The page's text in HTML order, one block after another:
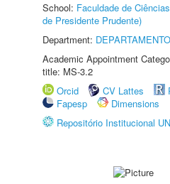
School: Faculdade de
de Presidente Prudente)
Department:
Academic Appointment
title: MS-3.2
Orcid
CV Lattes
Fapesp
Dimensions
Repositório Institucional